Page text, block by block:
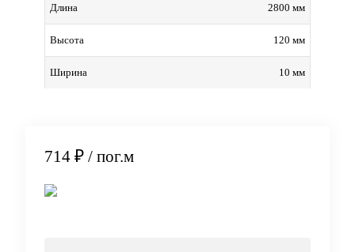
Длина 2800 мм
Высота 120 мм
Ширина 10 мм
714 ₽ / пог.м